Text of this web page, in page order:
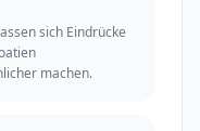
sich Eindrücke
machen.